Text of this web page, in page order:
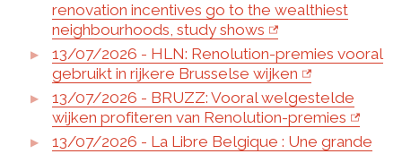
renovation incentives go to the wealthiest
neighbourhoods, study shows
13/07/2026 - HLN: Renolution-premies vooral
gebruikt in rijkere Brusselse wijken
13/07/2026 - BRUZZ: Vooral welgestelde
wijken profiteren van Renolution-premies
13/07/2026 - La Libre Belgique : Une grande